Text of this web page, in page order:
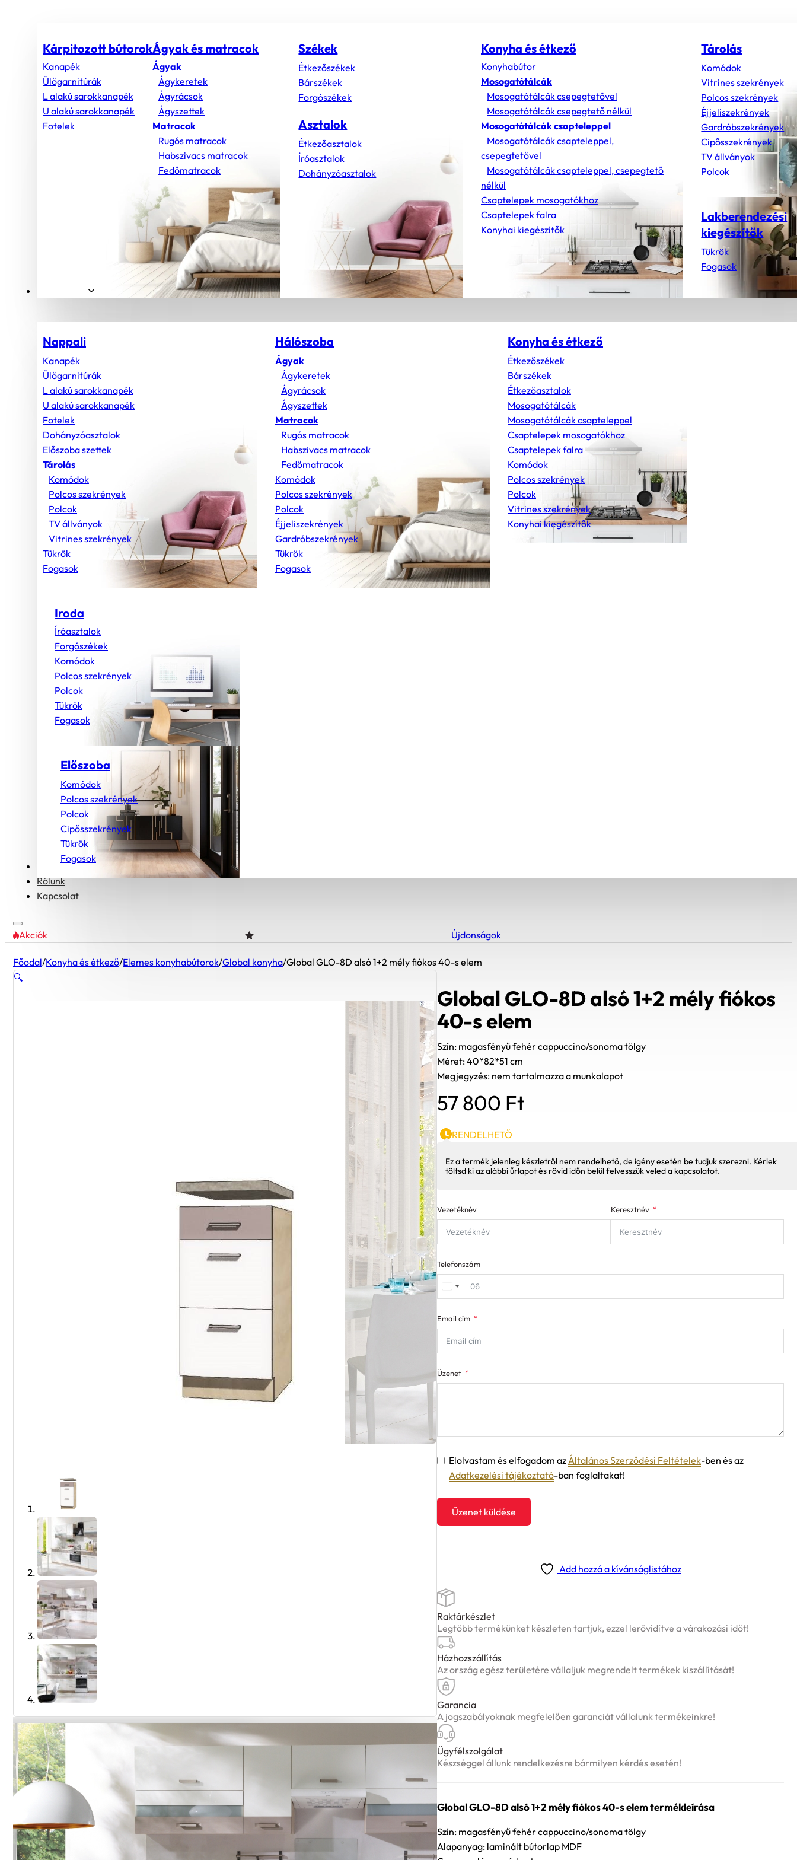
Kárpitozott bútorok
Kanapék
Ülőgarnitúrák
L alakú sarokkanapék
U alakú sarokkanapék
Fotelek
Ágyak és matracok
Ágyak
Ágykeretek
Ágyrácsok
Ágyszettek
Matracok
Rugós matracok
Habszivacs matracok
Fedőmatracok
Székek
Étkezőszékek
Bárszékek
Forgószékek
Asztalok
Étkezőasztalok
Íróasztalok
Dohányzóasztalok
Konyha és étkező
Konyhabútor
Mosogatótálcák
Mosogatótálcák csepegtetővel
Mosogatótálcák csepegtető nélkül
Mosogatótálcák csapteleppel
Mosogatótálcák csapteleppel,
csepegtetővel
Mosogatótálcák csapteleppel, csepegtető
nélkül
Csaptelepek mosogatókhoz
Csaptelepek falra
Konyhai kiegészítők
Tárolás
Komódok
Vitrines szekrények
Polcos szekrények
Éjjeliszekrények
Gardróbszekrények
Cipősszekrények
TV állványok
Polcok
Lakberendezési
kiegészítők
Tükrök
Fogasok
Nappali
Kanapék
Ülőgarnitúrák
L alakú sarokkanapék
U alakú sarokkanapék
Fotelek
Dohányzóasztalok
Előszoba szettek
Tárolás
Komódok
Polcos szekrények
Polcok
TV állványok
Vitrines szekrények
Tükrök
Fogasok
Hálószoba
Ágyak
Ágykeretek
Ágyrácsok
Ágyszettek
Matracok
Rugós matracok
Habszivacs matracok
Fedőmatracok
Komódok
Polcos szekrények
Polcok
Éjjeliszekrények
Gardróbszekrények
Tükrök
Fogasok
Konyha és étkező
Étkezőszékek
Bárszékek
Étkezőasztalok
Mosogatótálcák
Mosogatótálcák csapteleppel
Csaptelepek mosogatókhoz
Csaptelepek falra
Komódok
Polcos szekrények
Polcok
Vitrines szekrények
Konyhai kiegészítők
Iroda
Íróasztalok
Forgószékek
Komódok
Polcos szekrények
Polcok
Tükrök
Fogasok
Előszoba
Komódok
Polcos szekrények
Polcok
Cipősszekrények
Tükrök
Fogasok
Bútorcsaládok
Rólunk
Kapcsolat
Akciók Újdonságok
Főodal/Konyha és étkező/Elemes konyhabútorok/Global konyha/Global GLO-8D alsó 1+2 mély fiókos 40-s elem
🔍
Global GLO-8D alsó 1+2 mély fiókos
40-s elem
Szín: magasfényű fehér cappuccino/sonoma tölgy
Méret: 40*82*51 cm
Megjegyzés: nem tartalmazza a munkalapot
57 800 Ft
RENDELHETŐ
Ez a termék jelenleg készletről nem rendelhető, de igény esetén be tudjuk szerezni. Kérlek
töltsd ki az alábbi űrlapot és rövid időn belül felvesszük veled a kapcsolatot.
Vezetéknév Keresztnév
Telefonszám
Email cím
Üzenet
Elolvastam és elfogadom az Általános Szerződési Feltételek-ben és az
Adatkezelési tájékoztató-ban foglaltakat!
Üzenet küldése
Add hozzá a kívánságlistához
Raktárkészlet
Legtöbb termékünket készleten tartjuk, ezzel lerövidítve a várakozási időt!
Házhozszállítás
Az ország egész területére vállaljuk megrendelt termékek kiszállítását!
Garancia
A jogszabályoknak megfelelően garanciát vállalunk termékeinkre!
Ügyfélszolgálat
Készséggel állunk rendelkezésre bármilyen kérdés esetén!
Global GLO-8D alsó 1+2 mély fiókos 40-s elem termékleírása
Szín: magasfényű fehér cappuccino/sonoma tölgy
Alapanyag: laminált bútorlap MDF